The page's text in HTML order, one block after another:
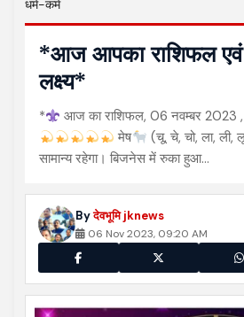
धर्म-कर्म
*आज आपका राशिफल
लक्ष्य*
*
आज का राशिफल, 06 नवम्बर 2023 ,
मेष
(चू, चे, चो, ला,
सामान्य रहेगा। बिजनेस में रुका हुआ…
Byदेवभूमि jknews
06 Nov 2023, 09:20 AM